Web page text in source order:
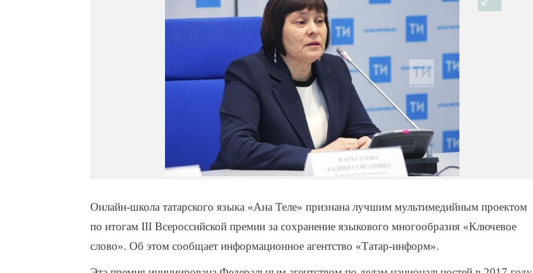
Онлайн-школа татарского языка «Ана Теле» признана лучшим мультимедийным проектом
по итогам III Всероссийской премии за сохранение языкового многообразия «Ключевое
слово». Об этом сообщает информационное агентство «Татар-информ».